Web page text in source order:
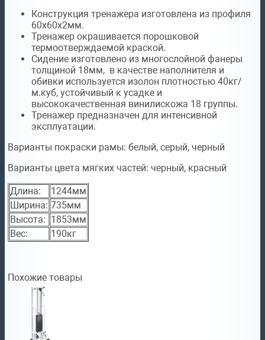
Конструкция тренажера изготовлена из профиля
60х60х2мм.
Тренажер окрашивается порошковой
термоотверждаемой краской.
Сидение изготовлено из многослойной фанеры
толщиной 18мм, в качестве наполнителя и
обивки используется изолон плотностью 40кг/
м.куб, устойчивый к усадке и
высококачественная винилискожа 18 группы.
Тренажер предназначен для интенсивной
эксплуатации.
Варианты покраски рамы: белый, серый, черный
Варианты цвета мягких частей: черный, красный
Длина:
1244мм
Ширина: 735мм
Высота: 1853мм
Вес:
190кг
Похожие товары